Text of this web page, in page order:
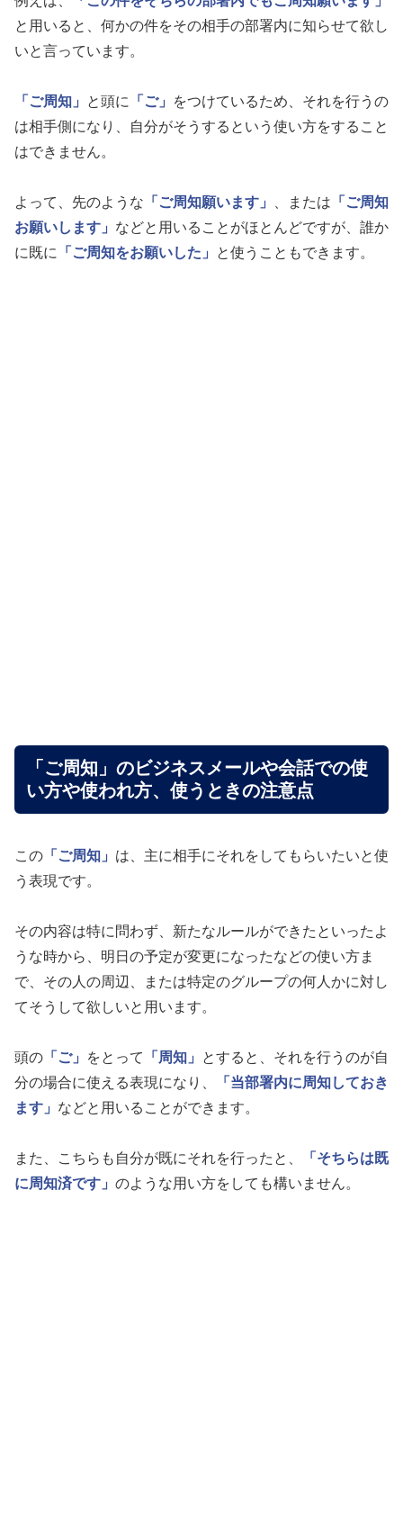
と用いると、何かの件をその相手の部署内に知らせて欲し
いと言っています。
「ご周知」 と頭に 「ご」
をつけているため、それを行うの
は相手側になり、自分がそうするという使い方をすること
はできません。
よって、先のような 「ご周知願います」 、または 「ご周知
お願いします」 などと用いることがほとんどですが、誰か
に既に
「ご周知をお願いした」 と使うこともできます。
「ご周知」のビジネスメールや会話での使
い方や使われ方、使うときの注意点
この 「ご周知」 は、主に相手にそれをしてもらいたいと使
う表現です。
その内容は特に問わず、新たなルールができたといったよ
うな時から、明日の予定が変更になったなどの使い方ま
で、その人の周辺、または特定のグループの何人かに対し
てそうして欲しいと用います。
頭の 「ご」 をとって 「周知」
とすると、それを行うのが自
分の場合に使える表現になり、
「当部署内に周知しておき
ます」 などと用いることができます。
また、こちらも自分が既にそれを行ったと、
「そちらは既
に周知済です」 のような用い方をしても構いません。